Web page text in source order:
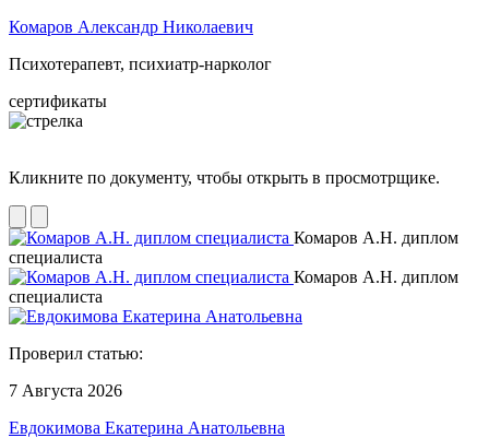
Комаров Александр Николаевич
Психотерапевт, психиатр-нарколог
сертификаты
Кликните по документу, чтобы открыть в просмотрщике.
Комаров А.Н. диплом
специалиста
Комаров А.Н. диплом
специалиста
Проверил статью:
7 Августа 2026
Евдокимова Екатерина Анатольевна